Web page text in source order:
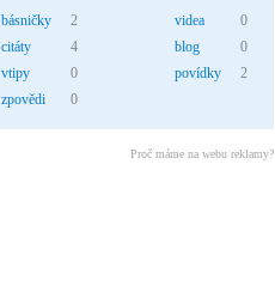
básničky
2
citáty
4
vtipy
0
zpovědi
0
videa
0
blog
0
povídky
2
Proč máme na webu reklamy?